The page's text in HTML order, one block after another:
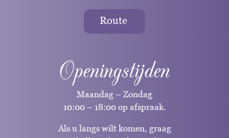
Route
Openingstijden
Maandag – Zondag
10:00 – 18:00 op afspraak.
Als u langs wilt komen, graag